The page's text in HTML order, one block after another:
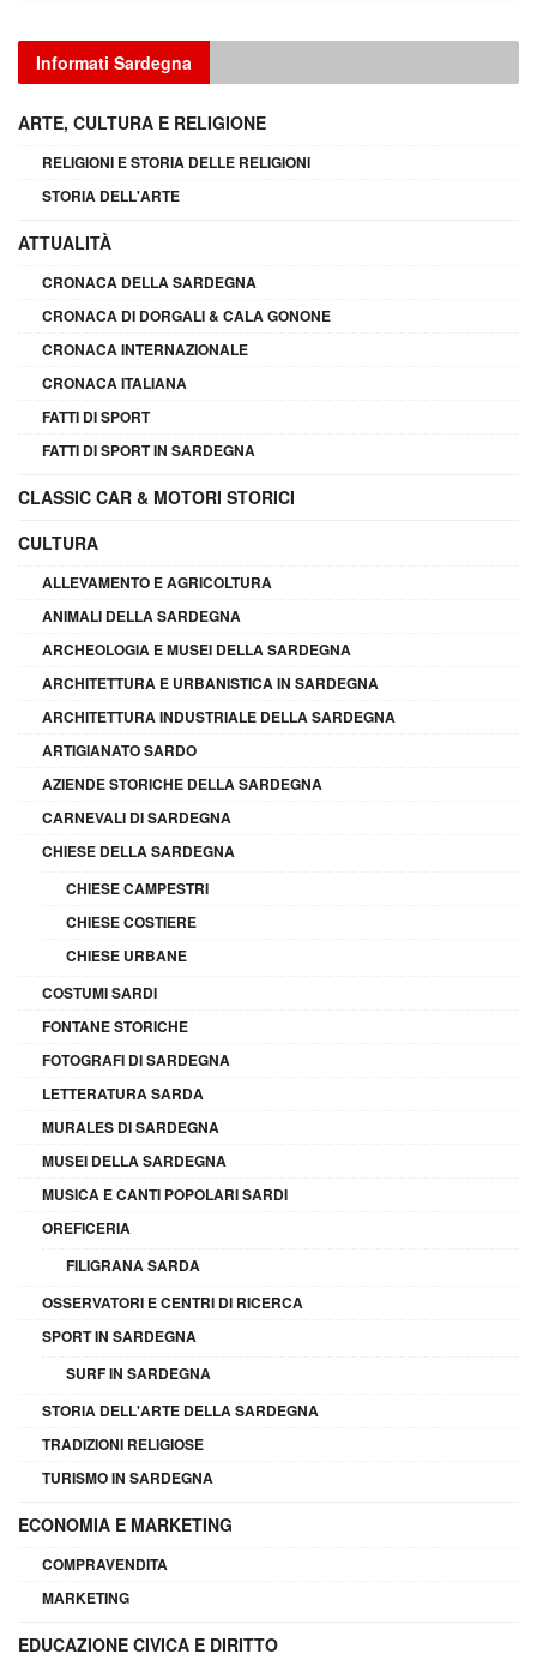
Informati Sardegna
ARTE, CULTURA E RELIGIONE
RELIGIONI E STORIA DELLE RELIGIONI
STORIA DELL'ARTE
ATTUALITÀ
CRONACA DELLA SARDEGNA
CRONACA DI DORGALI & CALA GONONE
CRONACA INTERNAZIONALE
CRONACA ITALIANA
FATTI DI SPORT
FATTI DI SPORT IN SARDEGNA
CLASSIC CAR & MOTORI STORICI
CULTURA
ALLEVAMENTO E AGRICOLTURA
ANIMALI DELLA SARDEGNA
ARCHEOLOGIA E MUSEI DELLA SARDEGNA
ARCHITETTURA E URBANISTICA IN SARDEGNA
ARCHITETTURA INDUSTRIALE DELLA SARDEGNA
ARTIGIANATO SARDO
AZIENDE STORICHE DELLA SARDEGNA
CARNEVALI DI SARDEGNA
CHIESE DELLA SARDEGNA
CHIESE CAMPESTRI
CHIESE COSTIERE
CHIESE URBANE
COSTUMI SARDI
FONTANE STORICHE
FOTOGRAFI DI SARDEGNA
LETTERATURA SARDA
MURALES DI SARDEGNA
MUSEI DELLA SARDEGNA
MUSICA E CANTI POPOLARI SARDI
OREFICERIA
FILIGRANA SARDA
OSSERVATORI E CENTRI DI RICERCA
SPORT IN SARDEGNA
SURF IN SARDEGNA
STORIA DELL'ARTE DELLA SARDEGNA
TRADIZIONI RELIGIOSE
TURISMO IN SARDEGNA
ECONOMIA E MARKETING
COMPRAVENDITA
MARKETING
EDUCAZIONE CIVICA E DIRITTO